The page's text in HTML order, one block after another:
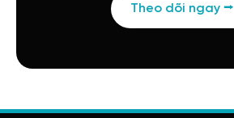
Theo dõi ngay ⭢